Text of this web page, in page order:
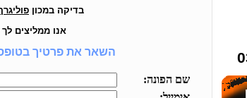
בדיקה במכון
אנו ממליצים
השאר את פרטיך